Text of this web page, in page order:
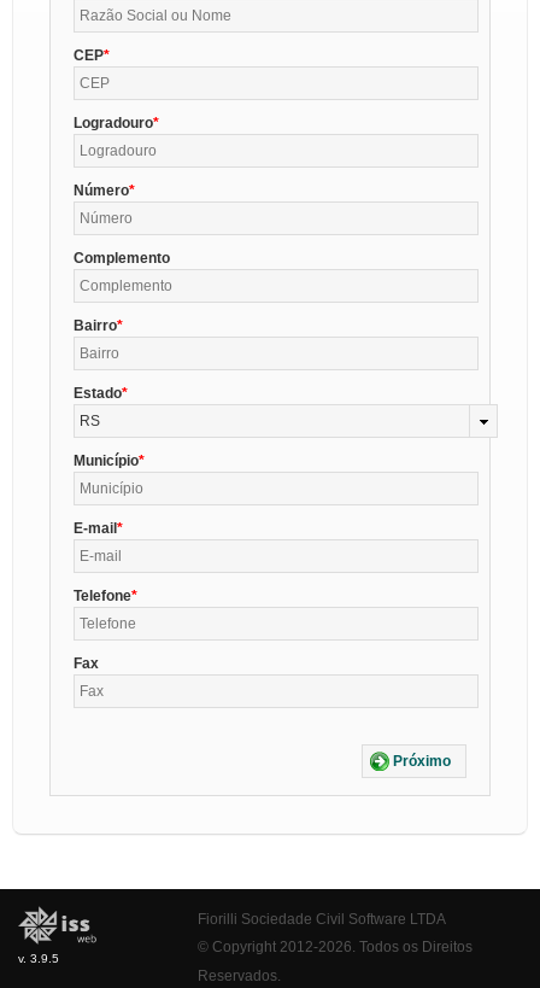
CEP
Logradouro
Número
Complemento
Bairro
Estado
RS
Município
E-mail
Telefone
Fax
Próximo
v. 3.9.5
Fiorilli Sociedade Civil Software LTDA
© Copyright 2012-2026. Todos os Direitos
Reservados.